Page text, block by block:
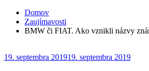
Domov
Zaujímavosti
BMW či FIAT. Ako vznikli názvy
19. septembra 201919. septembra 2019